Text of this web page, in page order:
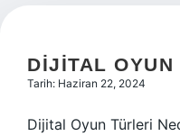
DIJITAL OYUN
Tarih: Haziran 22, 2024
Dijital Oyun Türleri